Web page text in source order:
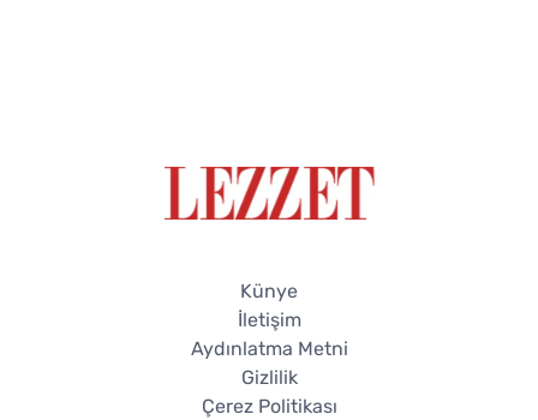
Künye
İletişim
Aydınlatma Metni
Gizlilik
Çerez Politikası